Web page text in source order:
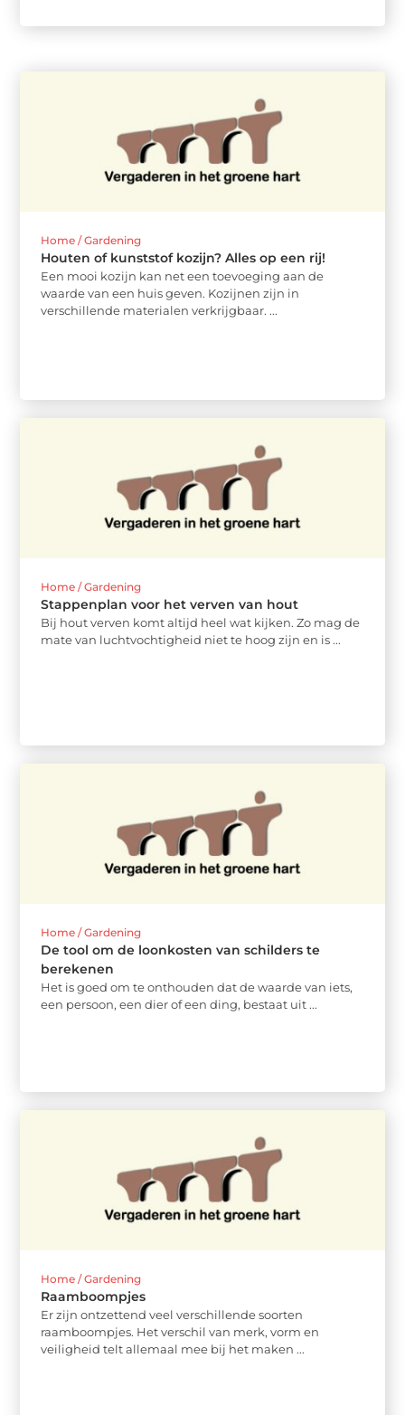
Home / Gardening
Houten of kunststof kozijn? Alles op een rij!
Een mooi kozijn kan net een toevoeging aan de
waarde van een huis geven. Kozijnen zijn in
verschillende materialen verkrijgbaar. ...
Home / Gardening
Stappenplan voor het verven van hout
Bij hout verven komt altijd heel wat kijken. Zo mag de
mate van luchtvochtigheid niet te hoog zijn en is ...
Home / Gardening
De tool om de loonkosten van schilders te
berekenen
Het is goed om te onthouden dat de waarde van iets,
een persoon, een dier of een ding, bestaat uit ...
Home / Gardening
Raamboompjes
Er zijn ontzettend veel verschillende soorten
raamboompjes. Het verschil van merk, vorm en
veiligheid telt allemaal mee bij het maken ...